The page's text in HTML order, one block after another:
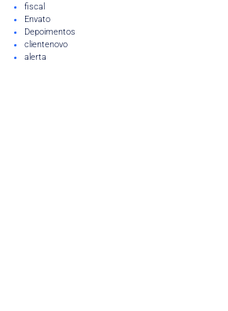
fiscal
Envato
Depoimentos
clientenovo
alerta